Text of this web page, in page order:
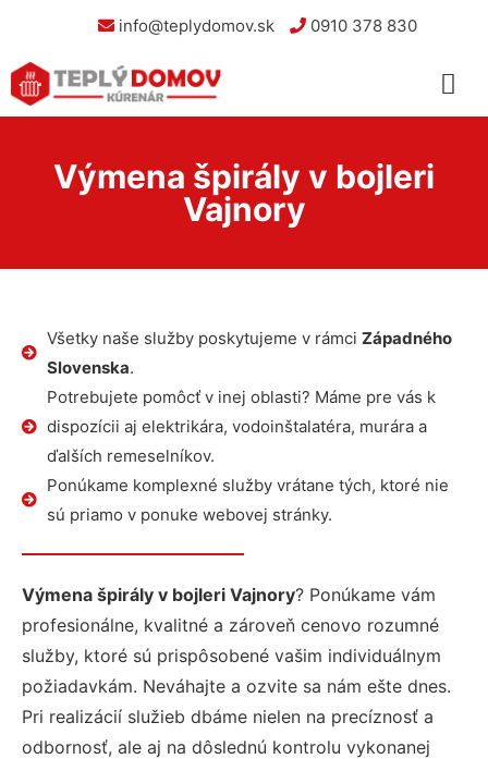
info@teplydomov.sk 0910 378 830
Výmena špirály v bojleri
Vajnory
Všetky naše služby poskytujeme v rámci Západného
Slovenska.
Potrebujete pomôcť v inej oblasti? Máme pre vás k
dispozícii aj elektrikára, vodoinštalatéra, murára a
ďalších remeselníkov.
Ponúkame komplexné služby vrátane tých, ktoré nie
sú priamo v ponuke webovej stránky.
Výmena špirály v bojleri Vajnory? Ponúkame vám
profesionálne, kvalitné a zároveň cenovo rozumné
služby, ktoré sú prispôsobené vašim individuálnym
požiadavkám. Neváhajte a ozvite sa nám ešte dnes.
Pri realizácií služieb dbáme nielen na precíznosť a
odbornosť, ale aj na dôslednú kontrolu vykonanej